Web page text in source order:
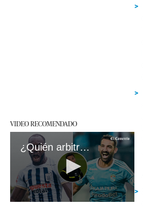
VIDEO RECOMENDADO
¿Quién arbitrará el Alianza Lima vs. Sporting Cristal? | VIDEO